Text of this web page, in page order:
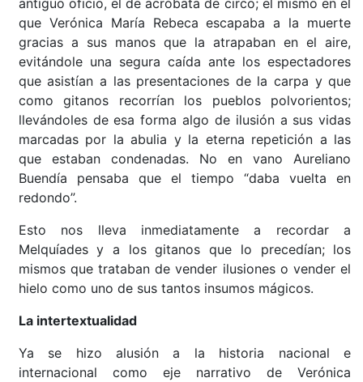
que Verónica María Rebeca escapaba a la muerte
gracias a sus manos que la atrapaban en el aire,
evitándole una segura caída ante los espectadores
que asistían a las presentaciones de la carpa y que
como gitanos recorrían los pueblos polvorientos;
llevándoles de esa forma algo de ilusión a sus vidas
marcadas por la abulia y la eterna repetición a las
que estaban condenadas. No en vano Aureliano
Buendía pensaba que el tiempo “daba vuelta en
redondo”.
Esto nos lleva inmediatamente a recordar a
Melquíades y a los gitanos que lo precedían; los
mismos que trataban de vender ilusiones o vender el
hielo como uno de sus tantos insumos mágicos.
La intertextualidad
Ya se hizo alusión a la historia nacional e
internacional como eje narrativo de Verónica